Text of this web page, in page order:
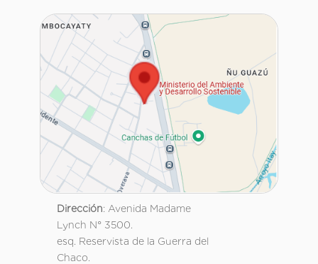
Dirección: Avenida Madame
Lynch N° 3500.
esq. Reservista de la Guerra del
Chaco.